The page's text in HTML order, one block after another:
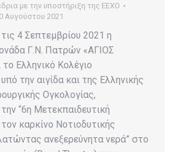
με την υποστήριξη της ΕΕΧΟ
Αυγούστου 2021
4 Σεπτεμβρίου 2021 η
Γ.Ν. Πατρών «ΑΓΙΟΣ
Ελληνικό Κολέγιο
την αιγίδα και της Ελληνικής
Ογκολογίας,
“6η Μετεκπαιδευτική
καρκίνο Νοτιοδυτικής
ανεξερεύνητα νερά” στο